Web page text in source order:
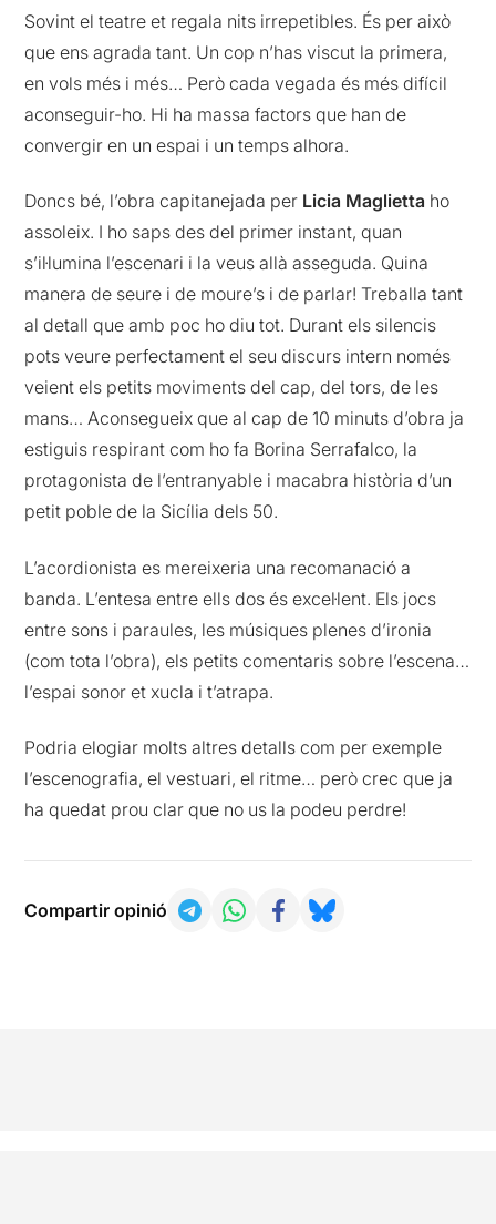
Sovint el teatre et regala nits irrepetibles. És per això
que ens agrada tant. Un cop n’has viscut la primera,
en vols més i més… Però cada vegada és més difícil
aconseguir-ho. Hi ha massa factors que han de
convergir en un espai i un temps alhora.
Doncs bé, l’obra capitanejada per Licia Maglietta ho
assoleix. I ho saps des del primer instant, quan
s’il·lumina l’escenari i la veus allà asseguda. Quina
manera de seure i de moure’s i de parlar! Treballa tant
al detall que amb poc ho diu tot. Durant els silencis
pots veure perfectament el seu discurs intern només
veient els petits moviments del cap, del tors, de les
mans… Aconsegueix que al cap de 10 minuts d’obra ja
estiguis respirant com ho fa Borina Serrafalco, la
protagonista de l’entranyable i macabra història d’un
petit poble de la Sicília dels 50.
L’acordionista es mereixeria una recomanació a
banda. L’entesa entre ells dos és excel·lent. Els jocs
entre sons i paraules, les músiques plenes d’ironia
(com tota l’obra), els petits comentaris sobre l’escena…
l’espai sonor et xucla i t’atrapa.
Podria elogiar molts altres detalls com per exemple
l’escenografia, el vestuari, el ritme… però crec que ja
ha quedat prou clar que no us la podeu perdre!
Compartir opinió